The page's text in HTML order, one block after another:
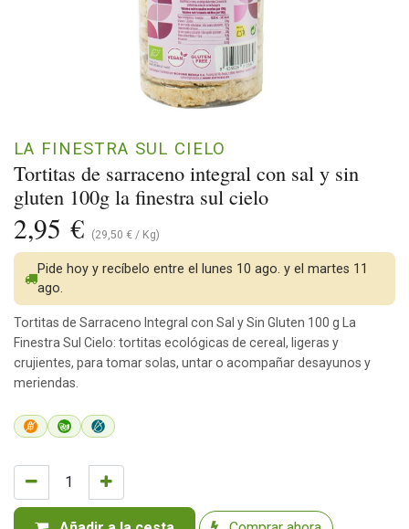
Tortitas de sarraceno integral con sal y sin
gluten 100g la finestra sul cielo
LA FINESTRA SUL CIELO
2,95 € (29,50 € / Kg)
Pide hoy y recíbelo entre el lunes 10 ago. y el martes 11
ago.
Tortitas de Sarraceno Integral con Sal y Sin Gluten 100 g La
Finestra Sul Cielo: tortitas ecológicas de cereal, ligeras y
crujientes, para tomar solas, untar o acompañar desayunos y
meriendas.